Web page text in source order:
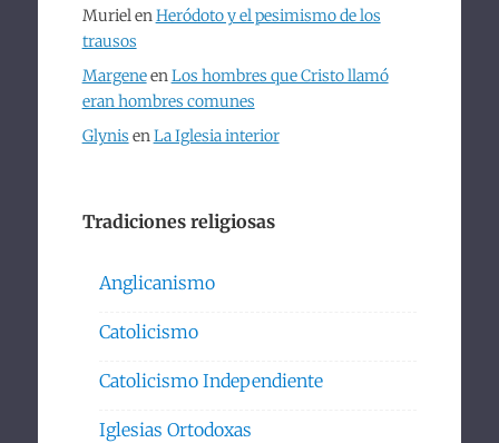
MurielenHeródoto y el pesimismo de los
trausos
MargeneenLos hombres que Cristo llamó
eran hombres comunes
Glynis enLa Iglesia interior
Tradiciones religiosas
Anglicanismo
Catolicismo
Catolicismo Independiente
Iglesias Ortodoxas